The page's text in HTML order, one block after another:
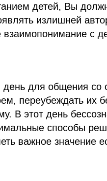
детей, Вы
излишней
взаимопонимание с
для общения со
переубеждать их
В этот день
способы
важное значение